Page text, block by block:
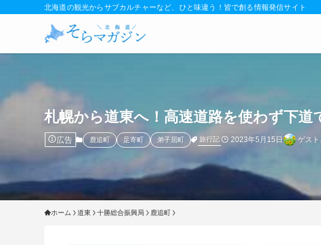
北海道の観光からサブカルチャーなど、ひと味違う！皆で創る情報発信サイト
札幌から道東へ！高速道路を使わず下道
広告 鹿追町 足寄町 弟子屈町 旅行記 2023年5月15日 ゲス
ホーム 道東 十勝総合振興局 鹿追町